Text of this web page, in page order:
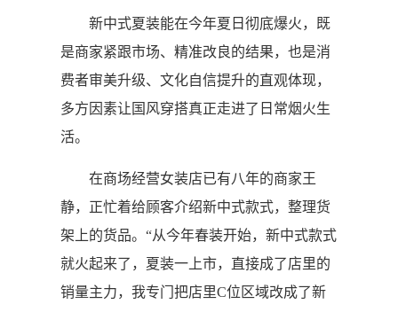
新中式夏装能在今年夏日彻底爆火，既
是商家紧跟市场、精准改良的结果，也是消
费者审美升级、文化自信提升的直观体现，
多方因素让国风穿搭真正走进了日常烟火生
活。
在商场经营女装店已有八年的商家王
静，正忙着给顾客介绍新中式款式，整理货
架上的货品。“从今年春装开始，新中式款式
就火起来了，夏装一上市，直接成了店里的
销量主力，我专门把店里C位区域改成了新